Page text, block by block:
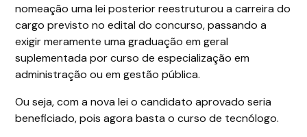
nomeação uma lei posterior reestruturou a carreira do
cargo previsto no edital do concurso, passando a
exigir meramente uma graduação em geral
suplementada por curso de especialização em
administração ou em gestão pública.
Ou seja, com a nova lei o candidato aprovado seria
beneficiado, pois agora basta o curso de tecnólogo.